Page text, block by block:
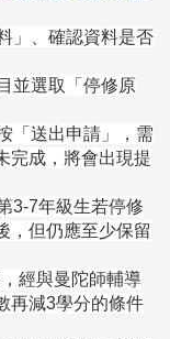
」、確認資料是否
並選取「停修原
「送出申請」，需
完成，將會出現提
3-7年級生若停修
，但仍應至少保留
經與曼陀師輔導
再減3學分的條件